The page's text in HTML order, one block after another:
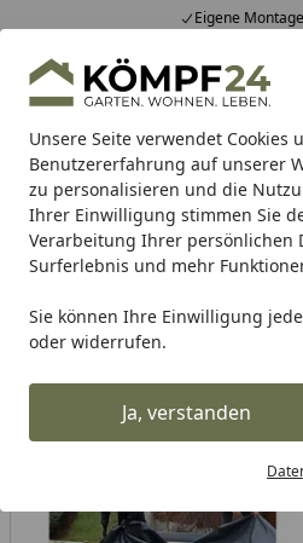
Unsere Seite verwendet
Benutzererfahrung auf unserer
zu personalisieren und die
Ihrer Einwilligung stimmen Sie
Verarbeitung Ihrer persönlichen
Surferlebnis und mehr
Sie können Ihre Einwilligung
oder widerrufen.
Ja, verstanden
Eigene
Hotline0 71 588 01 81
Mo-Fr. 8-16 Uhr 25.948
Alle Produkte
Alle ProdukteHighlights
Home and Garden
Startseite
4H&G
Wählen Sie Ihre